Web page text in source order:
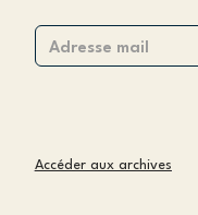
Accéder aux archives